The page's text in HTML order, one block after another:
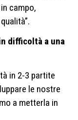
campo,
difficoltà a una
in 2-3 partite
le nostre
a metterla in